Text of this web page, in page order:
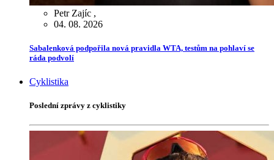
Petr Zajíc ,
04. 08. 2026
Sabalenková podpořila nová pravidla WTA, testům na pohlaví se
ráda podvolí
Cyklistika
Poslední zprávy z cyklistiky